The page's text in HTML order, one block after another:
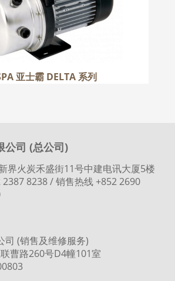
亚士霸 DELTA 系列
公司 (总公司)
界火炭禾盛街11号中建电讯大厦5楼
2387 8238 / 销售热线 +852 2690
司 (销售及维修服务)
曹路260号D4幢101室